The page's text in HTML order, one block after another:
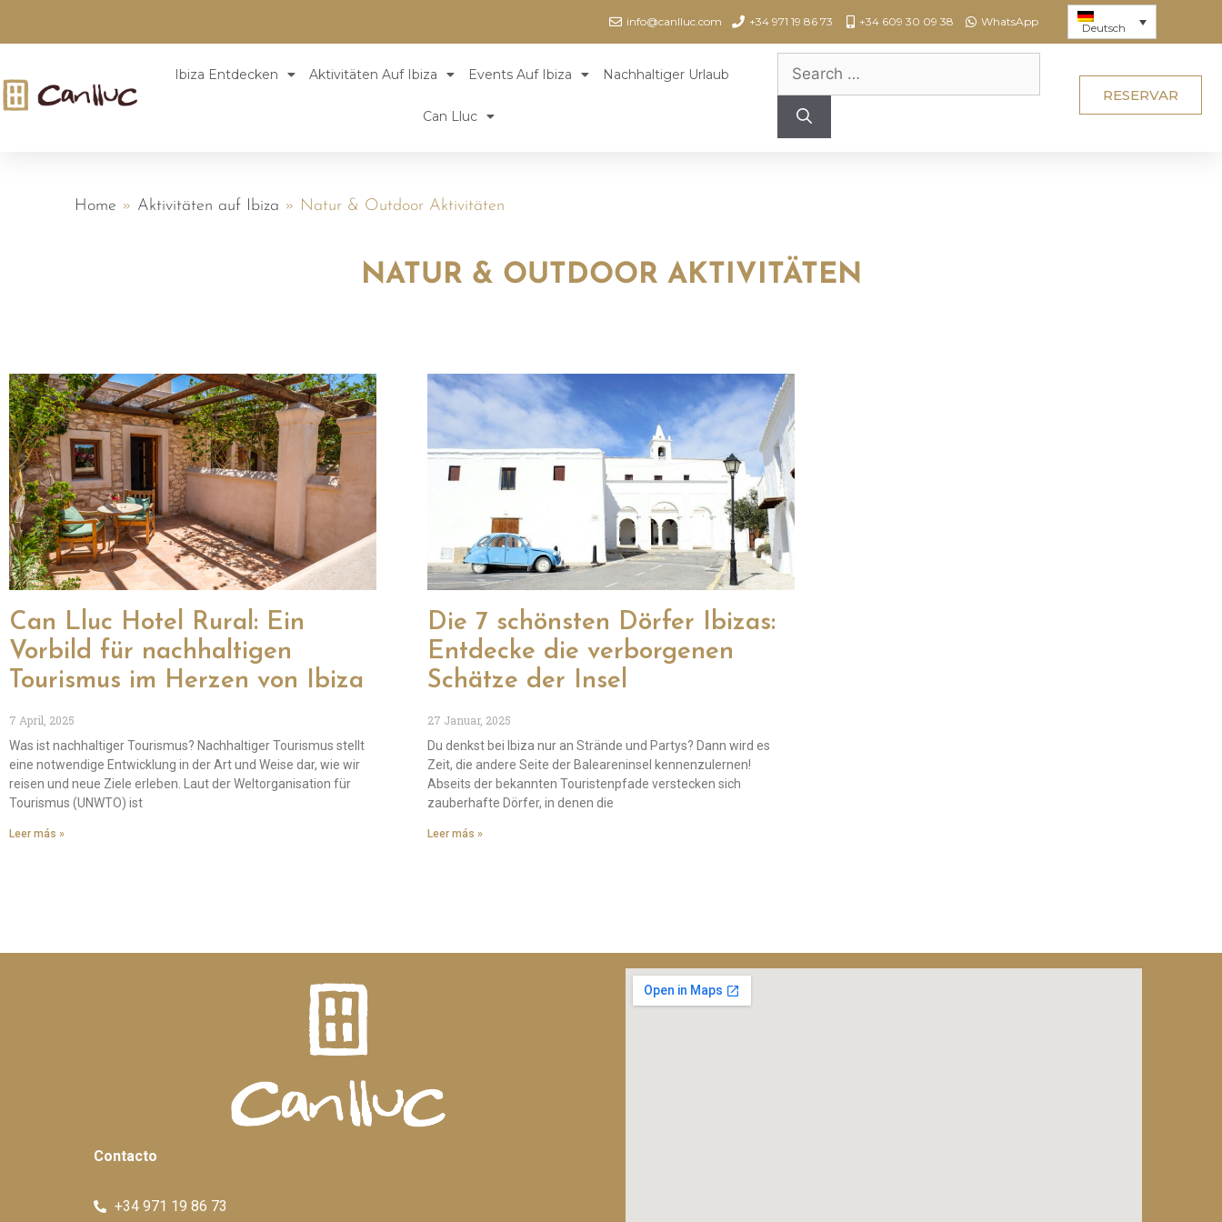
info@canlluc.com +34 971 19 86 73 +34 609 30 09 38 WhatsApp Deutsch
Ibiza Entdecken Aktivitäten Auf Ibiza Events Auf Ibiza Nachhaltiger Urlaub
Can Lluc
RESERVAR
Home » Aktivitäten auf Ibiza » Natur & Outdoor Aktivitäten
NATUR & OUTDOOR AKTIVITÄTEN
Can Lluc Hotel Rural: Ein
Vorbild für nachhaltigen
Tourismus im Herzen von Ibiza
7 April, 2025
Was ist nachhaltiger Tourismus? Nachhaltiger Tourismus stellt
eine notwendige Entwicklung in der Art und Weise dar, wie wir
reisen und neue Ziele erleben. Laut der Weltorganisation für
Tourismus (UNWTO) ist
Leer más »
Die 7 schönsten Dörfer Ibizas:
Entdecke die verborgenen
Schätze der Insel
27 Januar, 2025
Du denkst bei Ibiza nur an Strände und Partys? Dann wird es
Zeit, die andere Seite der Baleareninsel kennenzulernen!
Abseits der bekannten Touristenpfade verstecken sich
zauberhafte Dörfer, in denen die
Leer más »
Contacto
+34 971 19 86 73